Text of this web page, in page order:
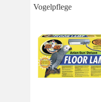
Vogelpflege